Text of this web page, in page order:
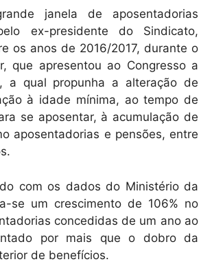
janela de aposentadorias
ex-presidente do Sindicato,
os anos de 2016/2017, durante o
que apresentou ao Congresso a
a qual propunha a alteração de
à idade mínima, ao tempo de
se aposentar, à acumulação de
aposentadorias e pensões, entre
com os dados do Ministério da
se um crescimento de 106% no
concedidas de um ano ao
por mais que o dobro da
de benefícios.